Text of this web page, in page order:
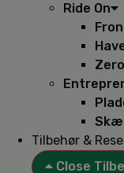
Ride On
Tilbehør &
Close